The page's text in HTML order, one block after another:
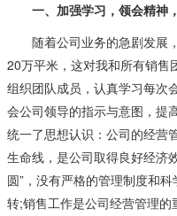
一、加强学习，领会精神
随着公司业务的急剧发展
20万平米，这对我和所有销售
组织团队成员，认真学习每次
会公司领导的指示与意图，提
统一了思想认识：公司的经营
生命线，是公司取得良好经济
圆”，没有严格的管理制度和
转;销售工作是公司经营管理